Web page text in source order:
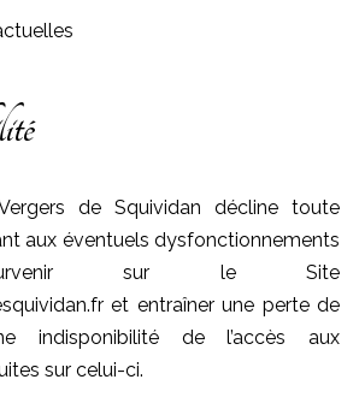
de Squividan décline toute
aux éventuels dysfonctionnements
sur le Site
et entraîner une perte de
indisponibilité de l’accès aux
sur celui-ci.